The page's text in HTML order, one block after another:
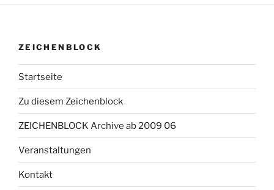
ZEICHENBLOCK
Startseite
Zu diesem Zeichenblock
ZEICHENBLOCK Archive ab 2009 06
Veranstaltungen
Kontakt